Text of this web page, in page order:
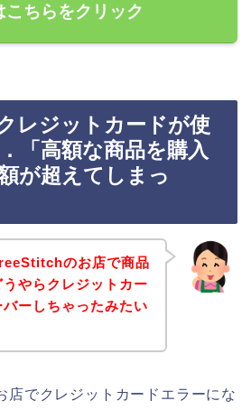
こちらをクリック
レジットカードが使
「高額な商品を購入
が超えてしまっ
のお店で商品
やらクレジットカー
バーしちゃったみたい
店でクレジットカードエラーにな